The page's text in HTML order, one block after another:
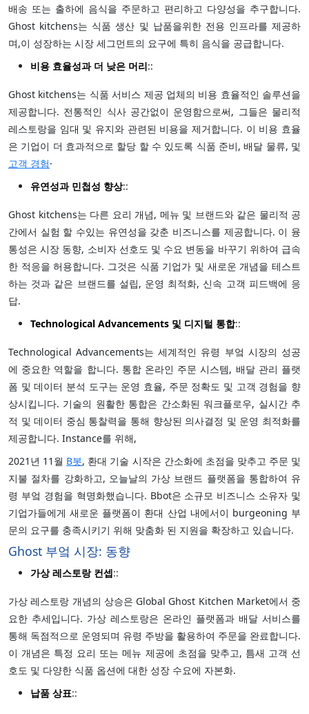
배송 또는 출하에 음식을 주문하고 편리하고 다양성을 추구합니다.
Ghost kitchens는 식품 생산 및 납품을위한 전용 인프라를 제공하
며,이 성장하는 시장 세그먼트의 요구에 특히 음식을 공급합니다.
비용 효율성과 더 낮은 머리::
Ghost kitchens는 식품 서비스 제공 업체의 비용 효율적인 솔루션을
제공합니다. 전통적인 식사 공간없이 운영함으로써, 그들은 물리적
레스토랑을 임대 및 유지와 관련된 비용을 제거합니다. 이 비용 효율
은 기업이 더 효과적으로 할당 할 수 있도록 식품 준비, 배달 물류, 및
고객 경험·
유연성과 민첩성 향상::
Ghost kitchens는 다른 요리 개념, 메뉴 및 브랜드와 같은 물리적 공
간에서 실험 할 수있는 유연성을 갖춘 비즈니스를 제공합니다. 이 융
통성은 시장 동향, 소비자 선호도 및 수요 변동을 바꾸기 위하여 급속
한 적응을 허용합니다. 그것은 식품 기업가 및 새로운 개념을 테스트
하는 것과 같은 브랜드를 설립, 운영 최적화, 신속 고객 피드백에 응
답.
Technological Advancements 및 디지털 통합::
Technological Advancements는 세계적인 유령 부엌 시장의 성공
에 중요한 역할을 합니다. 통합 온라인 주문 시스템, 배달 관리 플랫
폼 및 데이터 분석 도구는 운영 효율, 주문 정확도 및 고객 경험을 향
상시킵니다. 기술의 원활한 통합은 간소화된 워크플로우, 실시간 추
적 및 데이터 중심 통찰력을 통해 향상된 의사결정 및 운영 최적화를
제공합니다. Instance를 위해,
2021년 11월 B봇, 환대 기술 시작은 간소화에 초점을 맞추고 주문 및
지불 절차를 강화하고, 오늘날의 가상 브랜드 플랫폼을 통합하여 유
령 부엌 경험을 혁명화했습니다. Bbot은 소규모 비즈니스 소유자 및
기업가들에게 새로운 플랫폼이 환대 산업 내에서이 burgeoning 부
문의 요구를 충족시키기 위해 맞춤화 된 지원을 확장하고 있습니다.
Ghost 부엌 시장: 동향
가상 레스토랑 컨셉::
가상 레스토랑 개념의 상승은 Global Ghost Kitchen Market에서 중
요한 추세입니다. 가상 레스토랑은 온라인 플랫폼과 배달 서비스를
통해 독점적으로 운영되며 유령 주방을 활용하여 주문을 완료합니다.
이 개념은 특정 요리 또는 메뉴 제공에 초점을 맞추고, 틈새 고객 선
호도 및 다양한 식품 옵션에 대한 성장 수요에 자본화.
납품 상표::